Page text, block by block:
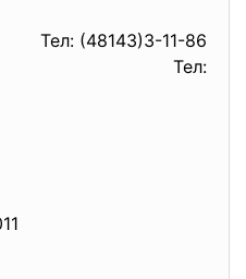
215300
(48143)3-11-86
Тел: